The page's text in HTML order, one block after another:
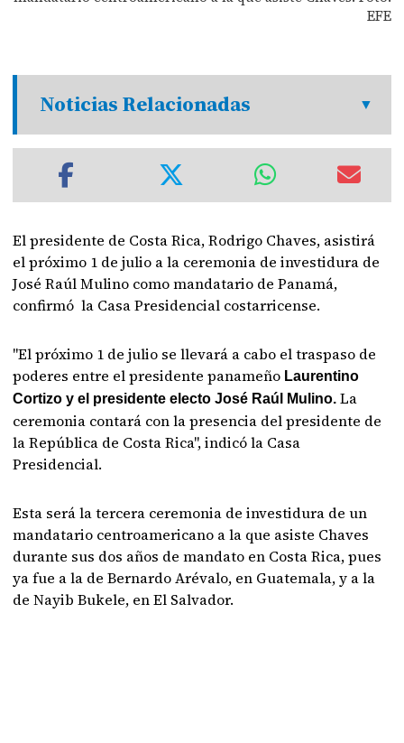
EFE
Noticias Relacionadas
El presidente de Costa Rica, Rodrigo Chaves, asistirá
el próximo 1 de julio a la ceremonia de investidura de
José Raúl Mulino como mandatario de Panamá,
confirmó la Casa Presidencial costarricense.
"El próximo 1 de julio se llevará a cabo el traspaso de
poderes entre el presidente panameño Laurentino
Cortizo y el presidente electo José Raúl Mulino. La
ceremonia contará con la presencia del presidente de
la República de Costa Rica", indicó la Casa
Presidencial.
Esta será la tercera ceremonia de investidura de un
mandatario centroamericano a la que asiste Chaves
durante sus dos años de mandato en Costa Rica, pues
ya fue a la de Bernardo Arévalo, en Guatemala, y a la
de Nayib Bukele, en El Salvador.